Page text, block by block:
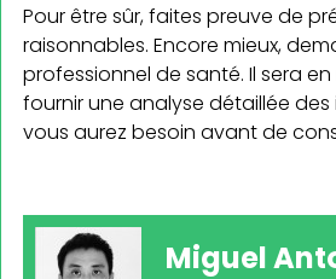
Pour être sûr, faites preuve de
raisonnables. Encore mieux,
professionnel de santé. Il sera
fournir une analyse détaillée
vous aurez besoin avant de
Miguel